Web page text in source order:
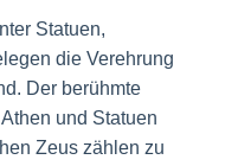
Statuen,
die Verehrung
Der berühmte
und Statuen
Zeus zählen zu